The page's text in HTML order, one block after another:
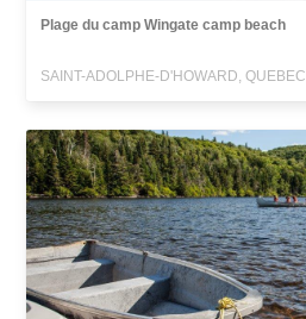
Plage du camp Wingate camp beach
SAINT-ADOLPHE-D'HOWARD, QUEBEC